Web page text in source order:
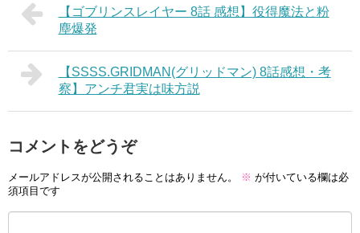
【ゴブリンスレイヤー 8話 感想】役得魔法と粉
塵爆発
【SSSS.GRIDMAN(グリッドマン) 8話感想・考
察】アンチ君実は味方説
コメントをどうぞ
メールアドレスが公開されることはありません。 ※ が付いている欄は必
須項目です